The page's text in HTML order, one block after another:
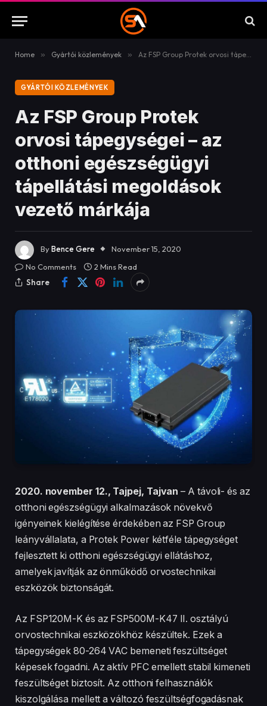
Home » Gyártói közlemények » Az FSP Group Protek orvosi tápegységei – az otthoni egészségügyi tápellátási megoldások vezető márkája
GYÁRTÓI KÖZLEMÉNYEK
Az FSP Group Protek
orvosi tápegységei – az
otthoni egészségügyi
tápellátási megoldások
vezető márkája
ByBence Gere
November 15, 2020
No Comments
2 Mins Read
Share
2020. november 12., Tajpej, Tajvan – A távoli- és az
otthoni egészségügyi alkalmazások növekvő
igényeinek kielégítése érdekében az FSP Group
leányvállalata, a Protek Power kétféle tápegységet
fejlesztett ki otthoni egészségügyi ellátáshoz,
amelyek javítják az önműködő orvostechnikai
eszközök biztonságát.
Az FSP120M-K és az FSP500M-K47 II. osztályú
orvostechnikai eszközökhöz készültek. Ezek a
tápegységek 80-264 VAC bemeneti feszültséget
képesek fogadni. Az aktív PFC emellett stabil kimeneti
feszültséget biztosít. Az otthoni felhasználók
kiszolgálása mellett a változó feszültségfogadásnak